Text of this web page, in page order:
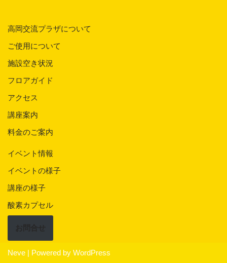
高岡交流プラザについて
ご使用について
施設空き状況
フロアガイド
アクセス
講座案内
料金のご案内
イベント情報
イベントの様子
講座の様子
酸素カプセル
Neve | Powered by WordPress